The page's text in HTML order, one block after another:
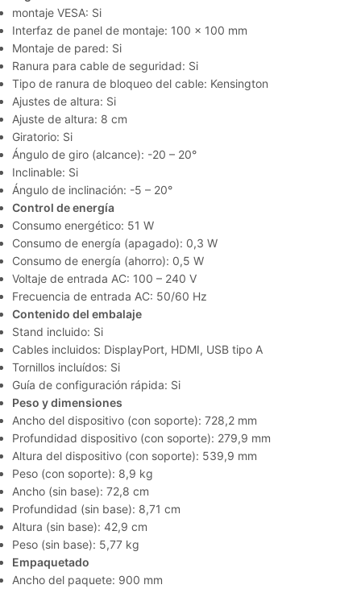
montaje VESA: Si
Interfaz de panel de montaje: 100 x 100 mm
Montaje de pared: Si
Ranura para cable de seguridad: Si
Tipo de ranura de bloqueo del cable: Kensington
Ajustes de altura: Si
Ajuste de altura: 8 cm
Giratorio: Si
Ángulo de giro (alcance): -20 – 20°
Inclinable: Si
Ángulo de inclinación: -5 – 20°
Control de energía
Consumo energético: 51 W
Consumo de energía (apagado): 0,3 W
Consumo de energía (ahorro): 0,5 W
Voltaje de entrada AC: 100 – 240 V
Frecuencia de entrada AC: 50/60 Hz
Contenido del embalaje
Stand incluido: Si
Cables incluidos: DisplayPort, HDMI, USB tipo A
Tornillos incluídos: Si
Guía de configuración rápida: Si
Peso y dimensiones
Ancho del dispositivo (con soporte): 728,2 mm
Profundidad dispositivo (con soporte): 279,9 mm
Altura del dispositivo (con soporte): 539,9 mm
Peso (con soporte): 8,9 kg
Ancho (sin base): 72,8 cm
Profundidad (sin base): 8,71 cm
Altura (sin base): 42,9 cm
Peso (sin base): 5,77 kg
Empaquetado
Ancho del paquete: 900 mm